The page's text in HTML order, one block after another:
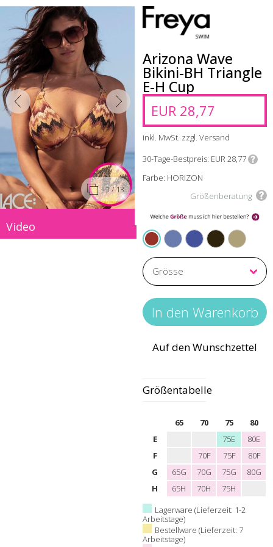
1/ 13
Video
Arizona Wave
Bikini-BH Triangle
E-H Cup
EUR 28,77
inkl. MwSt. zzgl. Versand
30-Tage-Bestpreis EUR 28,77
Farbe: HORIZON
Größenberatung
Auf den Wunschzettel
Größentabelle
65 70 75
80
E
75E
80E
F
70F 75F
80F
G
65G 70G 75G
80G
H
65H 70H
75H
Lagerware (Lieferzeit: 1-2
Arbeitstage)
Bestellware (Lieferzeit: 7
Arbeitstage)